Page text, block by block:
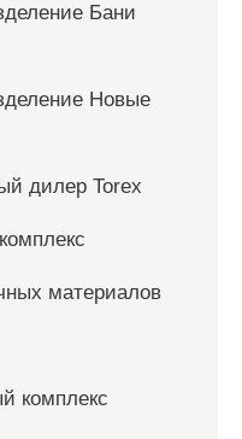
Бани
Новые
дилер Torex
материалов
комплекс